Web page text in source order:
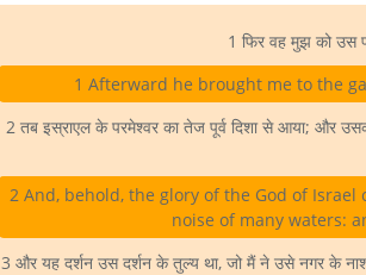
1 फिर वह मुझ को उस
1 Afterward he brought me to the
2 तब इस्राएल के परमेश्वर का तेज पूर्व दिशा से आया; और
2 And, behold, the glory of the God of
noise of many waters:
3 और यह दर्शन उस दर्शन के तुल्य था, जो मैं ने उसे नगर के